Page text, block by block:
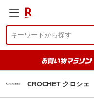
CROCHET クロシェ